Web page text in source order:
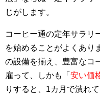
じがします。
コーヒー通の定年サラリ
を始めることがよくあり
の設備を揃え、豊富なコ
雇って、しかも「 安い価
りすると、1カ月で潰れ